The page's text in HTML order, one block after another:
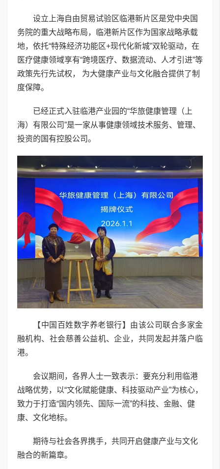
设立上海自由贸易试验区临港新片区是党中央国
务院的重大战略布局，临港新片区作为国家战略承载
地，依托“特殊经济功能区+现代化新城”双轮驱动，在
医疗健康领域享有“跨境医疗、数据流动、人才引进”等
政策先行先试权， 为大健康产业与文化融合提供了制
度保障。
已经正式入驻临港产业园的“华旅健康管理（上
海）有限公司”是一家从事健康领域技术服务、管理、
投资的国有控股公司。
【中国百姓数字养老银行】由该公司联合多家金
融机构、社会慈善公益机、企业，共同发起并落户临
港。
会议期间，各界人士一致表示：要充分利用临港
战略优势，以“文化赋能健康、科技驱动产业”为核心，
致力于打造“国内领先、国际一流”的科技、金融、健
康、文化地标。
期待与社会各界携手，共同开启健康产业与文化
融合的新篇章。